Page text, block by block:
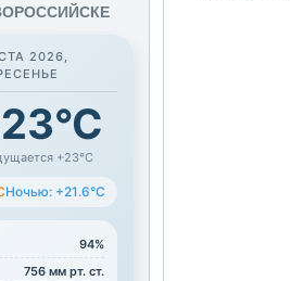
2026,
+23°C
Ночью: +21.6°C
94%
756 мм рт. ст.